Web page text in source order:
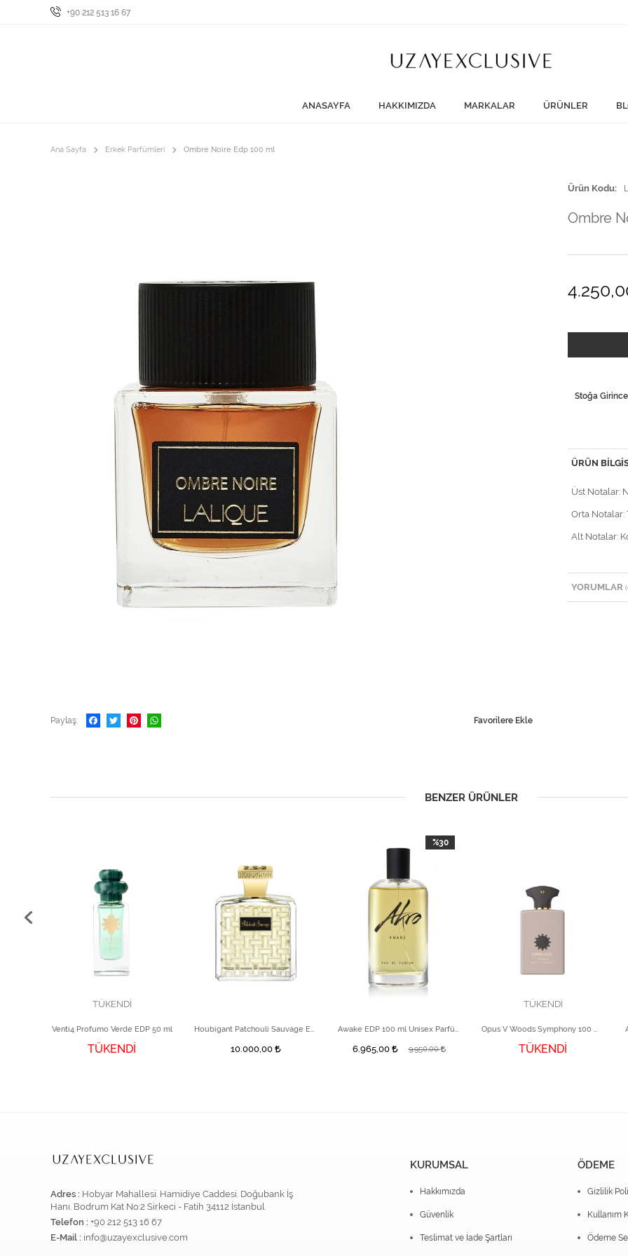
+90 212 513 16 67
ANASAYFA HAKKIMIZDA MARKALAR ÜRÜNLER
Ana Sayfa Erkek Parfümleri Ombre Noire Edp 100 ml
Paylaş Favorilere Ekle
Ürün Kodu
Ombre
Stoğa
ÜRÜN
Üst Notalar:
Orta Notalar:
Alt Notalar:
YORUMLAR
BENZER ÜRÜNLER
TÜKENDİ
Venti4 Profumo Verde EDP 50 ml
TÜKENDİ 10.000,00 6.965,00 9.950,00
%30
TÜKENDİ
TÜKENDİ
Adres : Hobyar Mahallesi. Hamidiye Caddesi. Doğubank İş
Hanı. Bodrum Kat No:2 Sirkeci - Fatih 34112 İstanbul
Telefon : +90 212 513 16 67
E-Mail : info@uzayexclusive.com
KURUMSAL
Hakkımızda
Güvenlik
Teslimat ve İade Şartları
ÖDEME
Gizlilik
Kullanım
Ödeme